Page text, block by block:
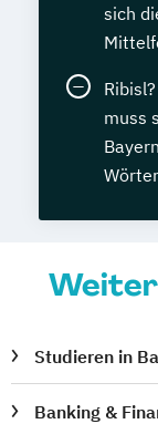
sich
muss
Studieren in
Banking &